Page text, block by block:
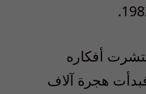
أفكاره
فبدأت هجرة آلاف